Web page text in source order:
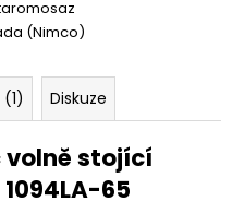
(Nimco)
Diskuze
volně stojící
65